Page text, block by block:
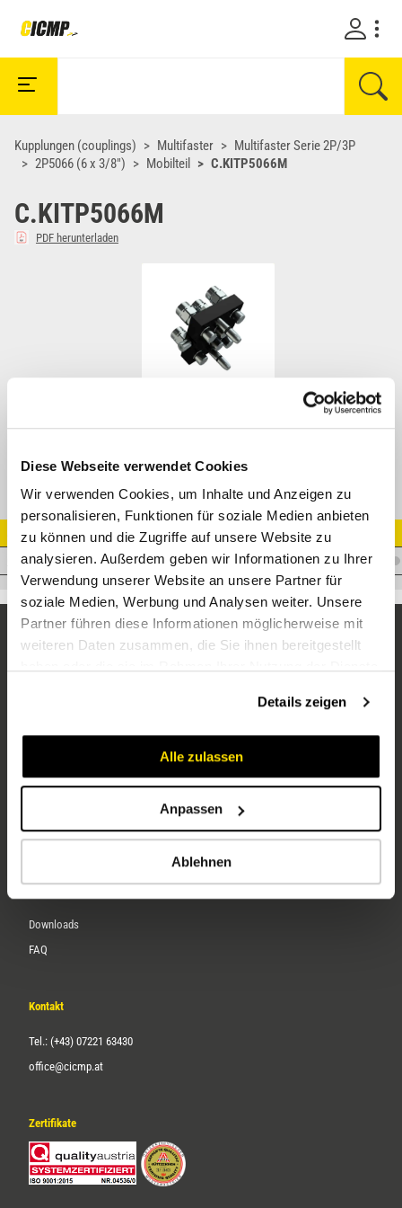
Diese Webseite verwendet Cookies
Wir verwenden Cookies, um Inhalte und Anzeigen zu
personalisieren, Funktionen für soziale Medien anbieten
zu können und die Zugriffe auf unsere Website zu
analysieren. Außerdem geben wir Informationen zu Ihrer
Verwendung unserer Website an unsere Partner für
soziale Medien, Werbung und Analysen weiter. Unsere
Partner führen diese Informationen möglicherweise mit
weiteren Daten zusammen, die Sie ihnen bereitgestellt
Details zeigen
Alle zulassen
Anpassen
Ablehnen
Kupplungen (couplings) Multifaster
Multifaster Serie 2P/3P
2P5066 (6 x 3/8")
Mobilteil C.KITP5066M
C.KITP5066M
PDF herunterladen
Artikel Nr.
C.KITP5066M
Karriere
Downloads
FAQ
Kontakt
Tel.: (+43) 07221 63430
office@cicmp.at
Zertifikate